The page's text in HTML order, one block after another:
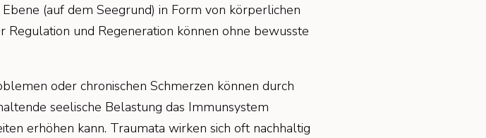
(auf dem Seegrund) in Form von körperlichen
Regulation und Regeneration können ohne bewusste
oder chronischen Schmerzen können durch
seelische Belastung das Immunsystem
erhöhen kann. Traumata wirken sich oft nachhaltig